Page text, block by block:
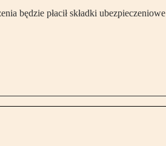
będzie płacił składki ubezpieczeniowe